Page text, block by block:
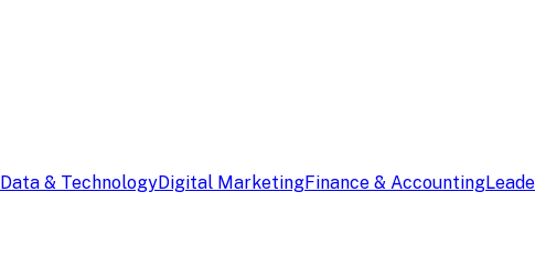
Data & TechnologyDigital MarketingFinance & Accounting